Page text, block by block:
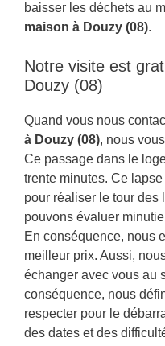
baisser les déchets au
maison à Douzy (08).
Notre visite est
Douzy (08)
Quand vous nous
à Douzy (08), nous
Ce passage dans le
trente minutes. Ce
pour réaliser le tour des
pouvons évaluer
En conséquence, nous
meilleur prix. Aussi,
échanger avec vous au
conséquence, nous
respecter pour le
des dates et des